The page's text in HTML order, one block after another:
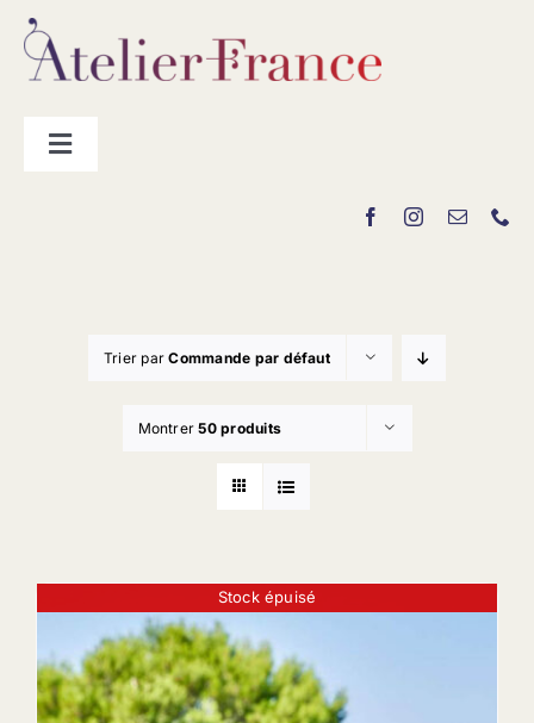
Passer
contenu
Toggle
Trier parCommande par défaut
Montrer50 produits
Stock épuisé